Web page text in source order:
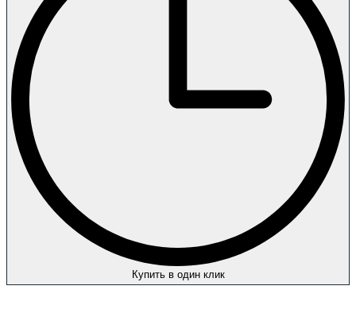
Купить в один клик